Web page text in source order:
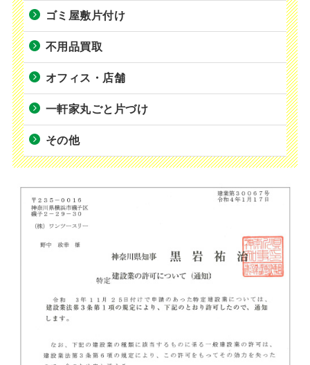
ゴミ屋敷片付け
不用品買取
オフィス・店舗
一軒家丸ごと片づけ
その他